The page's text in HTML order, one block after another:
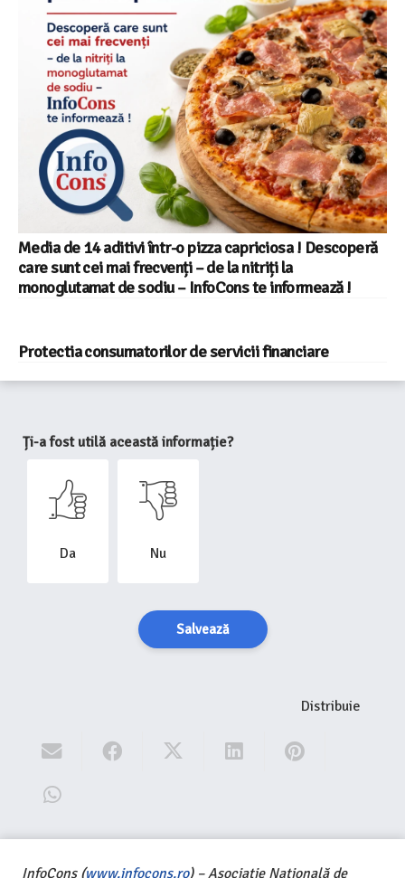
Media de 14 aditivi într-o pizza capriciosa ! Descoperă
care sunt cei mai frecvenți – de la nitriți la
monoglutamat de sodiu – InfoCons te informează !
Protectia consumatorilor de servicii financiare
Ți-a fost utilă această informație?
Da Nu
Salvează
Distribuie
InfoCons (www.infocons.ro) – Asociație Națională de